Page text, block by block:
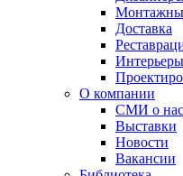
Доставка
О компании
СМИ о нас
Выставки
Новости
Вакансии